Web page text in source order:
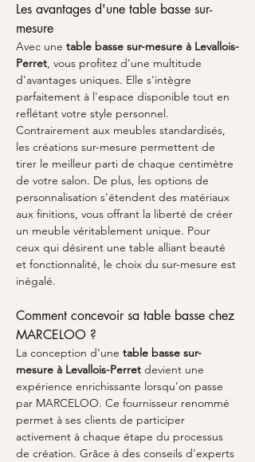
Les avantages d'une table basse sur-
mesure
Avec une table basse sur-mesure à Levallois-
Perret, vous profitez d'une multitude
d'avantages uniques. Elle s'intègre
parfaitement à l'espace disponible tout en
reflétant votre style personnel.
Contrairement aux meubles standardisés,
les créations sur-mesure permettent de
tirer le meilleur parti de chaque centimètre
de votre salon. De plus, les options de
personnalisation s'étendent des matériaux
aux finitions, vous offrant la liberté de créer
un meuble véritablement unique. Pour
ceux qui désirent une table alliant beauté
et fonctionnalité, le choix du sur-mesure est
inégalé.
Comment concevoir sa table basse chez
MARCELOO ?
La conception d'une table basse sur-
mesure à Levallois-Perret devient une
expérience enrichissante lorsqu’on passe
par MARCELOO. Ce fournisseur renommé
permet à ses clients de participer
activement à chaque étape du processus
de création. Grâce à des conseils d'experts